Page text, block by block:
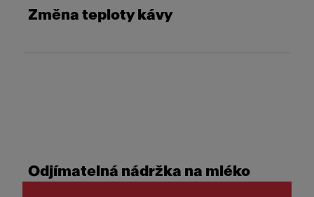
Změna teploty kávy
Odjímatelná nádržka na mléko